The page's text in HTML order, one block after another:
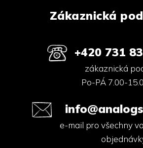
Zákaznická
+420 731
zákaznická
Po-PÁ 7.00-
e-mail pro všechny